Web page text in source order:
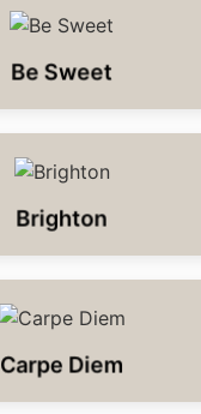
Be Sweet
Brighton
Carpe Diem